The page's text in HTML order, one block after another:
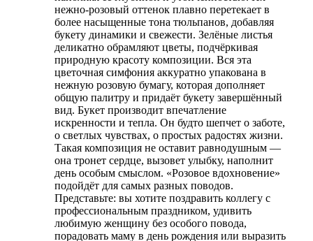
нежно-розовый оттенок плавно перетекает в
более насыщенные тона тюльпанов, добавляя
букету динамики и свежести. Зелёные листья
деликатно обрамляют цветы, подчёркивая
природную красоту композиции. Вся эта
цветочная симфония аккуратно упакована в
нежную розовую бумагу, которая дополняет
общую палитру и придаёт букету завершённый
вид. Букет производит впечатление
искренности и тепла. Он будто шепчет о заботе,
о светлых чувствах, о простых радостях жизни.
Такая композиция не оставит равнодушным —
она тронет сердце, вызовет улыбку, наполнит
день особым смыслом. «Розовое вдохновение»
подойдёт для самых разных поводов.
Представьте: вы хотите поздравить коллегу с
профессиональным праздником, удивить
любимую женщину без особого повода,
порадовать маму в день рождения или выразить